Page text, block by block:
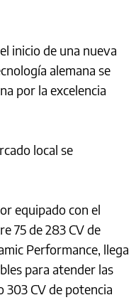
inicio de una nueva
alemana se
por la excelencia
local se
equipado con el
75 de 283 CV de
Performance, llega
para atender las
303 CV de potencia